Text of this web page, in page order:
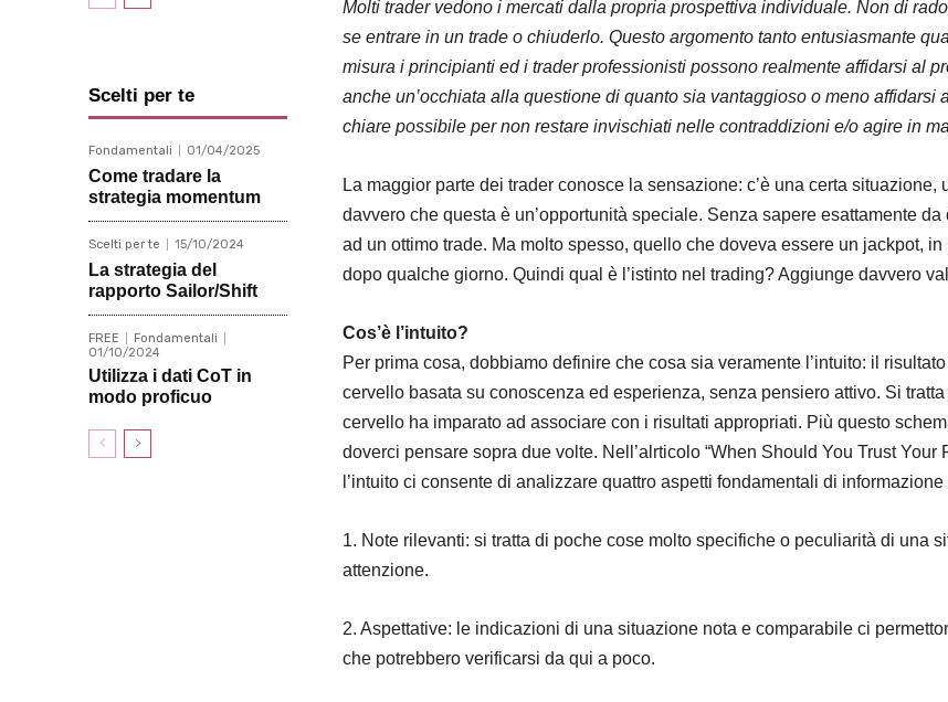
Scelti per te
Fondamentali 01/04/2025
Come tradare la
strategia momentum
Scelti per te 15/10/2024
La strategia del
rapporto Sailor/Shift
FREE
Fondamentali
01/10/2024
Utilizza i dati CoT in
modo proficuo
Molti trader vedono i mercati dalla propria prospettiva individuale. Non di
se entrare in un trade o chiuderlo. Questo argomento tanto entusiasmante
misura i principianti ed i trader professionisti possono realmente affidarsi al
anche un’occhiata alla questione di quanto sia vantaggioso o meno
chiare possibile per non restare invischiati nelle contraddizioni e/o agire in
La maggior parte dei trader conosce la sensazione: c’è una certa
davvero che questa è un’opportunità speciale. Senza sapere esattamente
ad un ottimo trade. Ma molto spesso, quello che doveva essere un jackpot,
dopo qualche giorno. Quindi qual è l’istinto nel trading? Aggiunge davvero
Cos’è l’intuito?
Per prima cosa, dobbiamo definire che cosa sia veramente l’intuito: il
cervello basata su conoscenza ed esperienza, senza pensiero attivo. Si
cervello ha imparato ad associare con i risultati appropriati. Più questo
doverci pensare sopra due volte. Nell’alrticolo “When Should You Trust
l’intuito ci consente di analizzare quattro aspetti fondamentali di
1. Note rilevanti: si tratta di poche cose molto specifiche o peculiarità di una
attenzione.
2. Aspettative: le indicazioni di una situazione nota e comparabile ci
che potrebbero verificarsi da qui a poco.